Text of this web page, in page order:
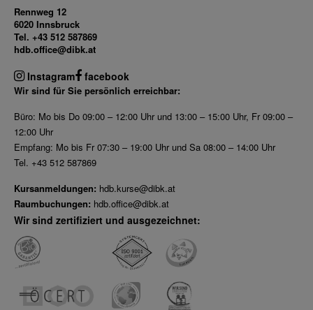
Rennweg 12
6020 Innsbruck
Tel. +43 512 587869
hdb.office@dibk.at
Instagram facebook
Wir sind für Sie persönlich erreichbar:
Büro: Mo bis Do 09:00 – 12:00 Uhr und 13:00 – 15:00 Uhr, Fr 09:00 –
12:00 Uhr
Empfang: Mo bis Fr 07:30 – 19:00 Uhr und Sa 08:00 – 14:00 Uhr
Tel. +43 512 587869
Kursanmeldungen: hdb.kurse@dibk.at
Raumbuchungen: hdb.office@dibk.at
Wir sind zertifiziert und ausgezeichnet: